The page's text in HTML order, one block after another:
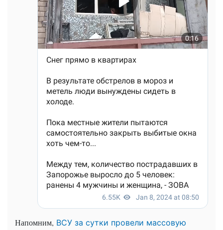
Напомним, ВСУ за сутки провели массовую